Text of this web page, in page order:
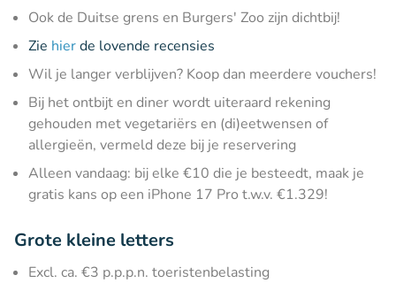
Ook de Duitse grens en Burgers' Zoo zijn dichtbij!
Zie hierde lovende recensies
Wil je langer verblijven? Koop dan meerdere vouchers!
Bij het ontbijt en diner wordt uiteraard rekening
gehouden met vegetariërs en (di)eetwensen of
allergieën, vermeld deze bij je reservering
Alleen vandaag: bij elke €10 die je besteedt, maak je
gratis kans op een iPhone 17 Pro t.w.v. €1.329!
Grote kleine letters
Excl. ca. €3 p.p.p.n. toeristenbelasting